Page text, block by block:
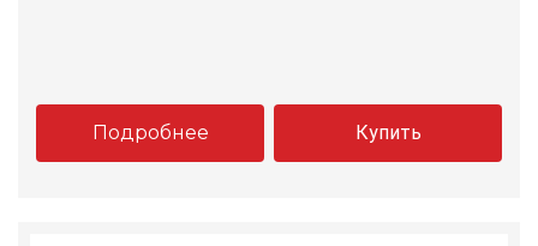
Подробнее Купить